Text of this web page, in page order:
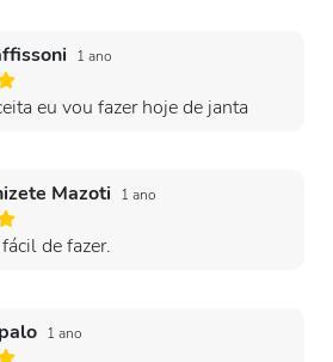
1 ano
eu vou fazer hoje de janta
Mazoti 1 ano
de fazer.
1 ano